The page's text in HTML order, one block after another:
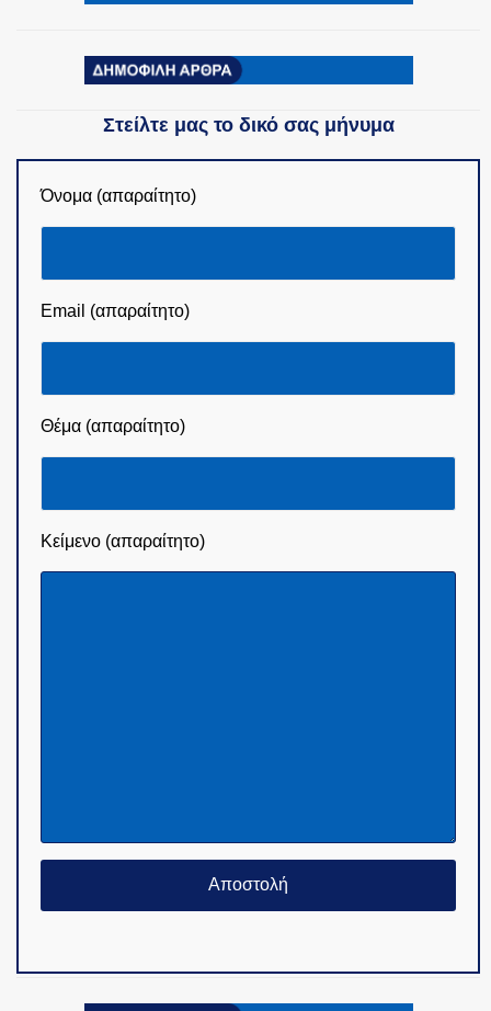
Στείλτε μας το δικό σας μήνυμα
Όνομα (απαραίτητο)
Email (απαραίτητο)
Θέμα (απαραίτητο)
Κείμενο (απαραίτητο)